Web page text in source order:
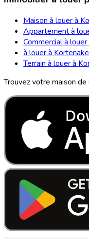
Maison à louer à
Appartement à
Commercial à
à louer à
Terrain à louer à
Trouvez votre maison